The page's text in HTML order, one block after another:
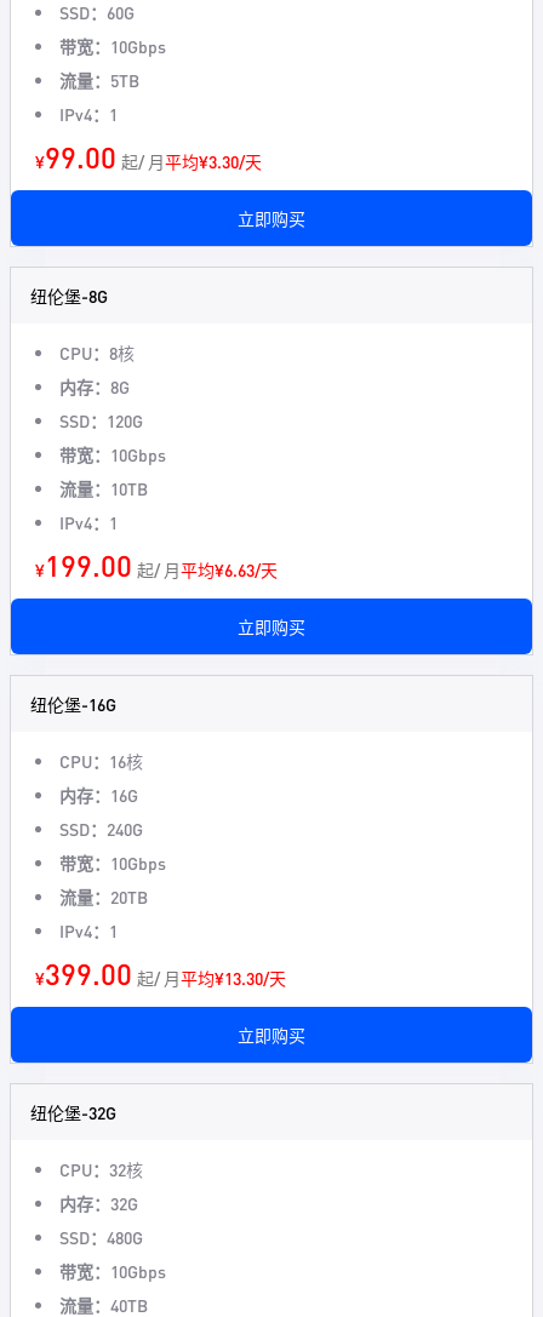
SSD： 60G
带宽： 10Gbps
流量： 5TB
IPv4： 1
¥99.00 起/ 月平均¥3.30/天
立即购买
纽伦堡-8G
CPU： 8核
内存： 8G
SSD： 120G
带宽： 10Gbps
流量： 10TB
IPv4： 1
¥199.00 起/ 月平均¥6.63/天
立即购买
纽伦堡-16G
CPU： 16核
内存： 16G
SSD： 240G
带宽： 10Gbps
流量： 20TB
IPv4： 1
¥399.00 起/ 月平均¥13.30/天
立即购买
纽伦堡-32G
CPU： 32核
内存： 32G
SSD： 480G
带宽： 10Gbps
流量： 40TB